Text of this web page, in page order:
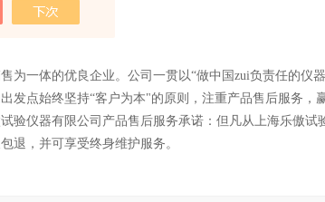
为一体的优良企业。公司一贯以“做中国zui负责任的仪
发点始终坚持“客户为本"的原则，注重产品售后服务，
验仪器有限公司产品售后服务承诺：但凡从上海乐傲试
退，并可享受终身维护服务。